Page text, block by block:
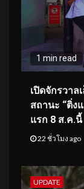
1 min read
เปิดจักรวาล
สถานะ “ติ่ง
แรก 8 ส.ค.นี้
22 ชั่วโมง ago
UPDATE